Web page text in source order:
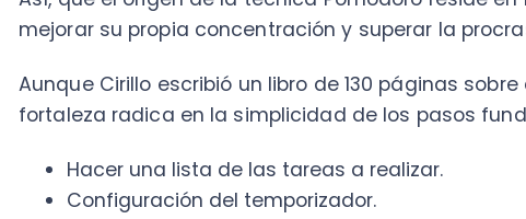
Registro de progreso
Pausas estratégicas